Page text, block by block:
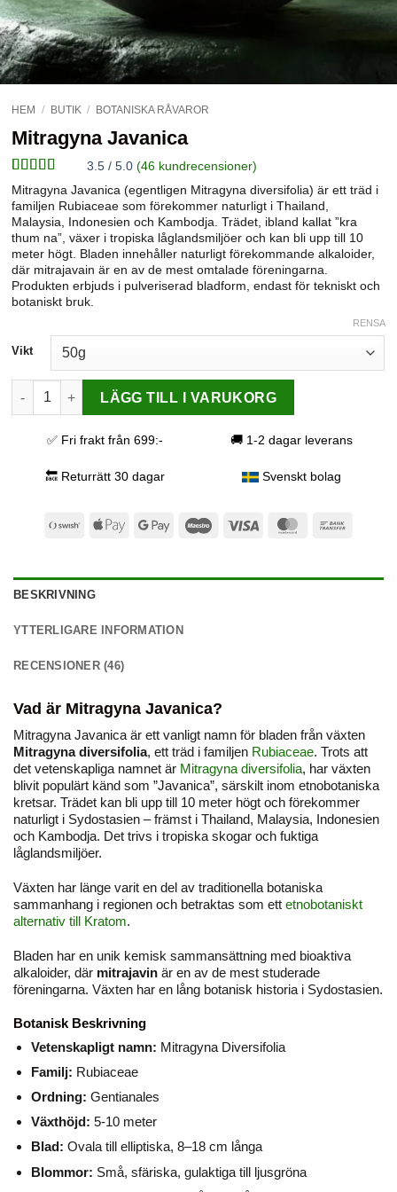
HEM / BUTIK / BOTANISKA RÅVAROR
Mitragyna Javanica
Betygsatt
3.52av
5 baserat
på
46
kundrecensioner
3.5 / 5.0(46 kundrecensioner)
Mitragyna Javanica (egentligen Mitragyna diversifolia) är ett träd i
familjen Rubiaceae som förekommer naturligt i Thailand,
Malaysia, Indonesien och Kambodja. Trädet, ibland kallat ”kra
thum na”, växer i tropiska låglandsmiljöer och kan bli upp till 10
meter högt. Bladen innehåller naturligt förekommande alkaloider,
där mitrajavain är en av de mest omtalade föreningarna.
Produkten erbjuds i pulveriserad bladform, endast för tekniskt och
botaniskt bruk.
Vikt
RENSA
Mitragyna Javanica mängd
LÄGG TILL I VARUKORG
✅ Fri frakt från 699:-
🔙 Returrätt 30 dagar
🚚 1-2 dagar leverans
Svenskt bolag
Swish
Apple
Google
MaestroVisa MasterCard
BESKRIVNING
YTTERLIGARE INFORMATION
RECENSIONER (46)
Vad är Mitragyna Javanica?
Mitragyna Javanica är ett vanligt namn för bladen från växten
Mitragyna diversifolia, ett träd i familjen Rubiaceae. Trots att
det vetenskapliga namnet är Mitragyna diversifolia, har växten
blivit populärt känd som ”Javanica”, särskilt inom etnobotaniska
kretsar. Trädet kan bli upp till 10 meter högt och förekommer
naturligt i Sydostasien – främst i Thailand, Malaysia, Indonesien
och Kambodja. Det trivs i tropiska skogar och fuktiga
låglandsmiljöer.
Växten har länge varit en del av traditionella botaniska
sammanhang i regionen och betraktas som ett etnobotaniskt
alternativ till Kratom.
Bladen har en unik kemisk sammansättning med bioaktiva
alkaloider, där mitrajavin är en av de mest studerade
föreningarna. Växten har en lång botanisk historia i Sydostasien.
Botanisk Beskrivning
Vetenskapligt namn: Mitragyna Diversifolia
Familj: Rubiaceae
Ordning: Gentianales
Växthöjd: 5-10 meter
Blad: Ovala till elliptiska, 8–18 cm långa
Blommor: Små, sfäriska, gulaktiga till ljusgröna